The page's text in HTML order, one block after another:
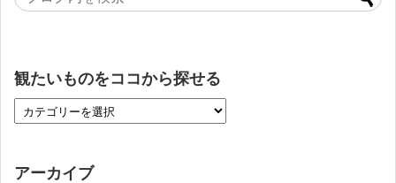
観たいものをココから探せる
アーカイブ